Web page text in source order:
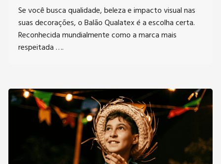
Se você busca qualidade, beleza e impacto visual nas
suas decorações, o Balão Qualatex é a escolha certa.
Reconhecida mundialmente como a marca mais
respeitada ….